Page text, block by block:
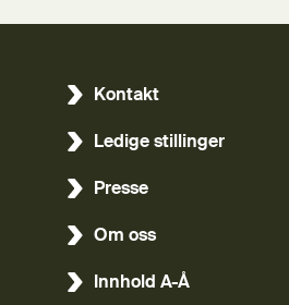
Kontakt
Ledige stillinger
Presse
Om oss
Innhold A-Å